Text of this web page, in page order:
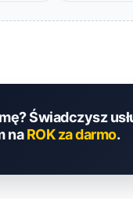
Świadczysz
naROK za darmo.